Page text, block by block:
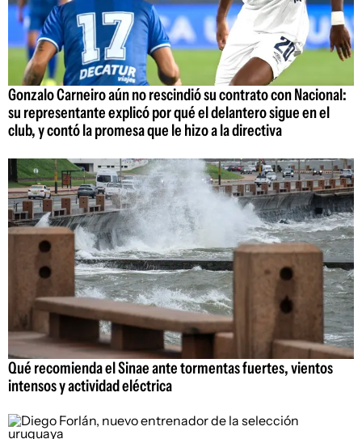
Gonzalo Carneiro aún no rescindió su contrato con Nacional:
su representante explicó por qué el delantero sigue en el
club, y contó la promesa que le hizo a la directiva
Qué recomienda el Sinae ante tormentas fuertes, vientos
intensos y actividad eléctrica